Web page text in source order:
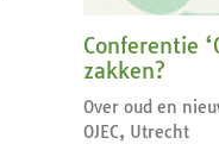
Conferentie
zakken?
Over oud en
OJEC, Utrecht